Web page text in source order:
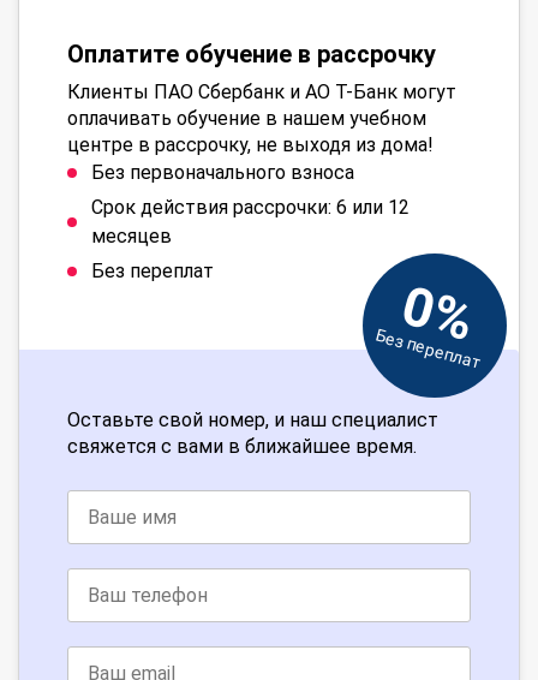
Оплатите обучение в рассрочку
Клиенты ПАО Сбербанк и АО Т-Банк могут
оплачивать обучение в нашем учебном
центре в рассрочку, не выходя из дома!
Без первоначального взноса
Срок действия рассрочки: 6 или 12
месяцев
Без переплат
0%
Без переплат
Оставьте свой номер, и наш специалист
свяжется с вами в ближайшее время.